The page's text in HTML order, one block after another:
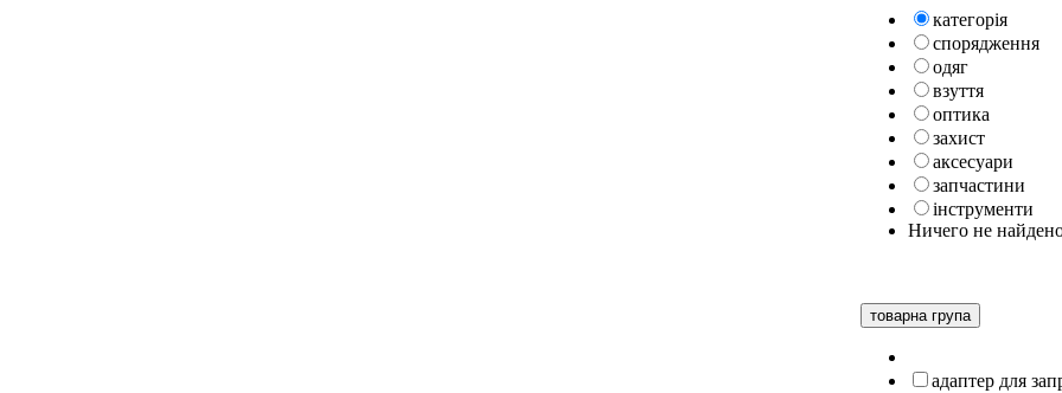
категорiя
спорядження
одяг
взуття
оптика
захист
аксесуари
запчастини
інструменти
Ничего не
товарна група
адаптер для